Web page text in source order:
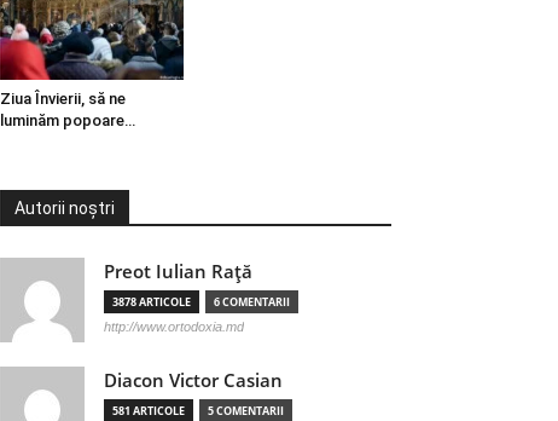
Ziua Învierii, să ne
luminăm popoare…
Autorii noștri
Preot Iulian Raţă
3878 ARTICOLE 6 COMENTARII
http://www.ortodoxia.md
Diacon Victor Casian
581 ARTICOLE 5 COMENTARII